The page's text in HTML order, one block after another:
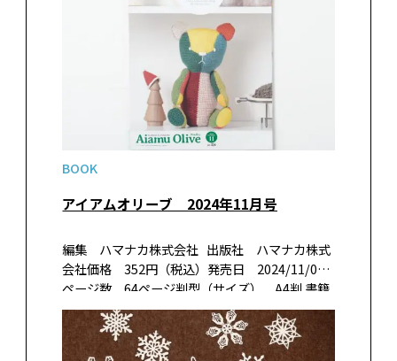
BOOK
アイアムオリーブ 2024年11月号
編集 ハマナカ株式会社 出版社 ハマナカ株式
会社価格 352円（税込）発売日 2024/11/01
ページ数 64ページ判型（サイズ） A4判 書籍
紹介アイアムオリーブは、本格的なニットウェ
アから、マフラー・ストール・帽子などのこも
の、 かわいい手…